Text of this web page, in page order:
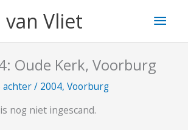
Vliet
Oude Kerk, Voorburg
achter/ 2004, Voorburg
nog niet ingescand.